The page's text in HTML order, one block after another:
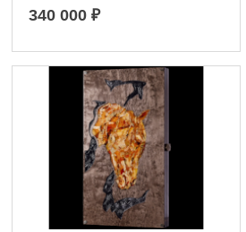
340 000 ₽